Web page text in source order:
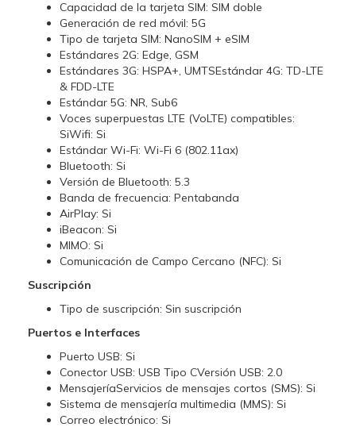
Capacidad de la tarjeta SIM: SIM doble
Generación de red móvil: 5G
Tipo de tarjeta SIM: NanoSIM + eSIM
Estándares 2G: Edge, GSM
Estándares 3G: HSPA+, UMTSEstándar 4G: TD-LTE
& FDD-LTE
Estándar 5G: NR, Sub6
Voces superpuestas LTE (VoLTE) compatibles:
SiWifi: Si
Estándar Wi-Fi: Wi-Fi 6 (802.11ax)
Bluetooth: Si
Versión de Bluetooth: 5.3
Banda de frecuencia: Pentabanda
AirPlay: Si
iBeacon: Si
MIMO: Si
Comunicación de Campo Cercano (NFC): Si
Suscripción
Tipo de suscripción: Sin suscripción
Puertos e Interfaces
Puerto USB: Si
Conector USB: USB Tipo CVersión USB: 2.0
MensajeríaServicios de mensajes cortos (SMS): Si
Sistema de mensajería multimedia (MMS): Si
Correo electrónico: Si